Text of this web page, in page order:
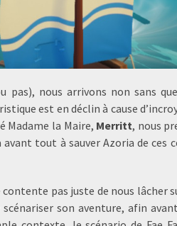
nous arrivons non sans
est en déclin à cause
Madame la Maire, Merritt, nous
tout à sauver Azoria de
contente pas juste de nous
son aventure, afin